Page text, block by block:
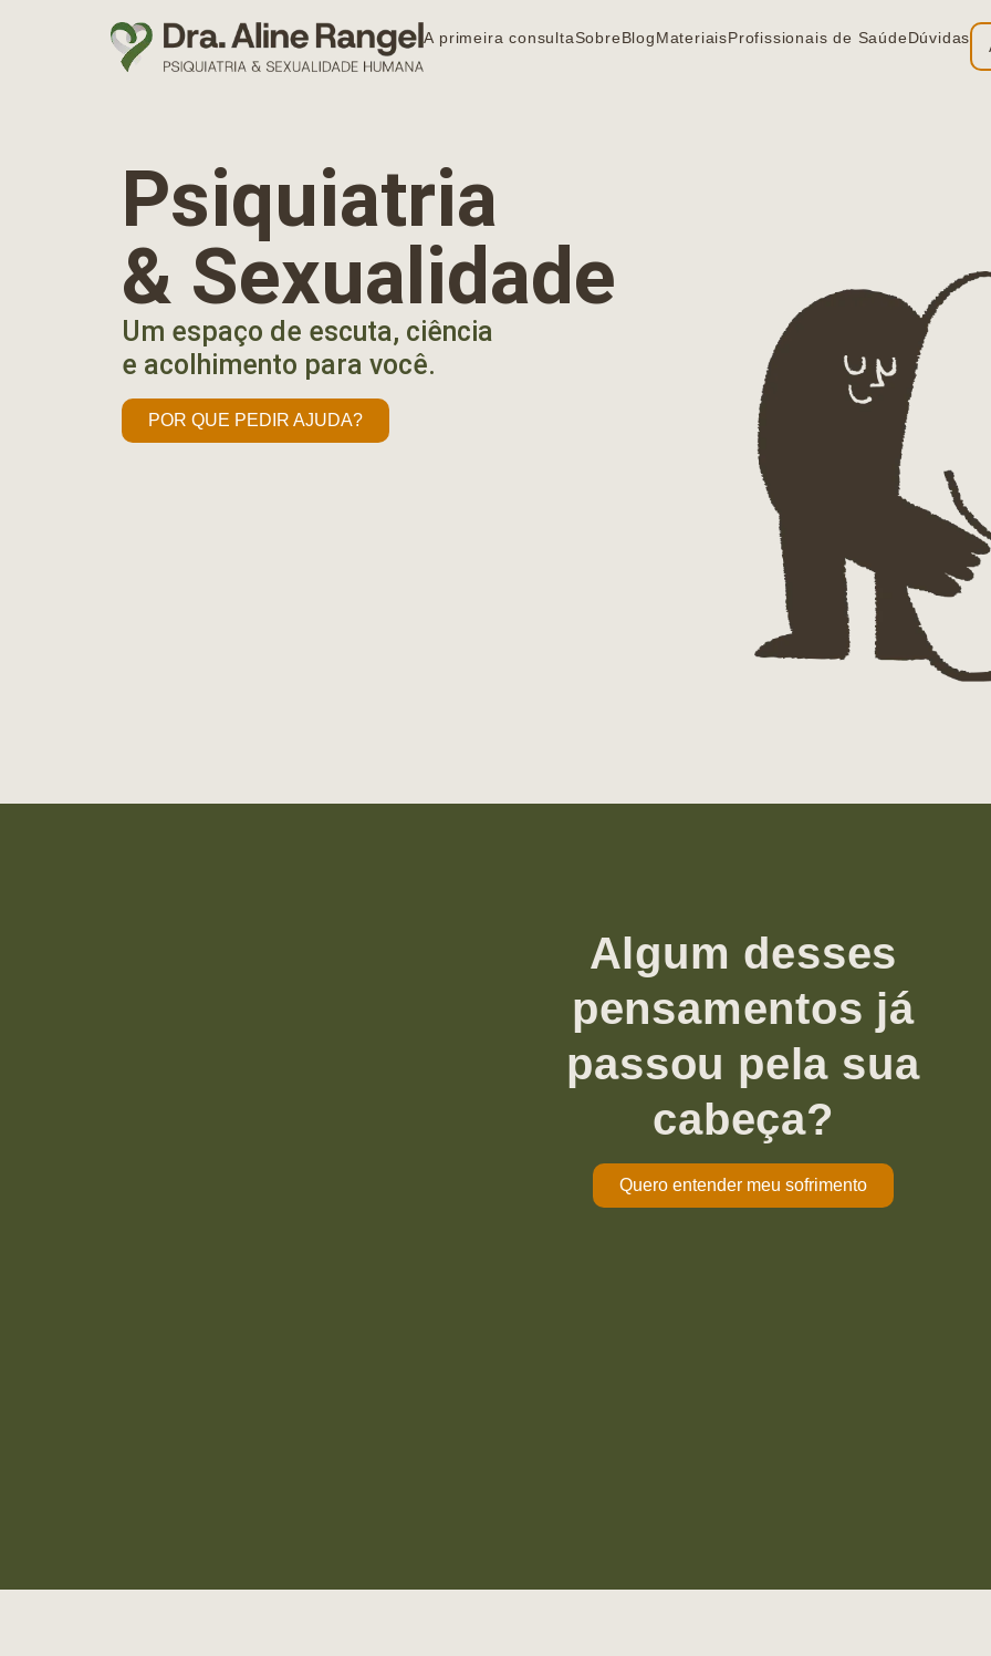
A primeira consultaSobreBlogMateriaisProfissionais de SaúdeDúvidas
Psiquiatria
& Sexualidade
Um espaço de escuta, ciência
e acolhimento para você.
POR QUE PEDIR AJUDA?
Algum desses
pensamentos já
passou pela sua
cabeça?
Quero entender meu sofrimento